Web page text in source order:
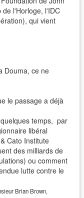
l'Horloge, l'IDC
qui vient
Douma, ce ne
le passage a déjà
temps, par
libéral
Cato Institute
des milliards de
ou comment
lutte contre le
Brian Brown,